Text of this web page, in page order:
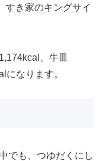
すき家のキングサイ
、牛皿
になります。
でも、つゆだくにし